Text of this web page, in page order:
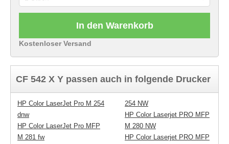
In den Warenkorb
Kostenloser Versand
CF 542 X Y passen auch in folgende Drucker
HP Color LaserJet Pro M 254
dnw
HP Color LaserJet Pro MFP
M 281 fw
254 NW
HP Color Laserjet PRO MFP
M 280 NW
HP Color Laserjet PRO MFP